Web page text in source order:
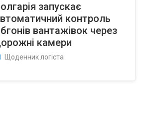
запускає
контроль
вантажівок через
камери
Щоденник логіста